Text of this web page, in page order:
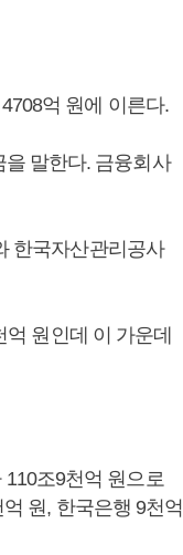
억 원에 이른다.
말한다. 금융회사
한국자산관리공사
원인데 이 가운데
조9천억 원으로
원, 한국은행 9천억